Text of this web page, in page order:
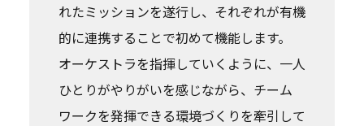
れたミッションを遂行し、それぞれが有機
的に連携することで初めて機能します。
オーケストラを指揮していくように、一人
ひとりがやりがいを感じながら、チーム
ワークを発揮できる環境づくりを牽引して